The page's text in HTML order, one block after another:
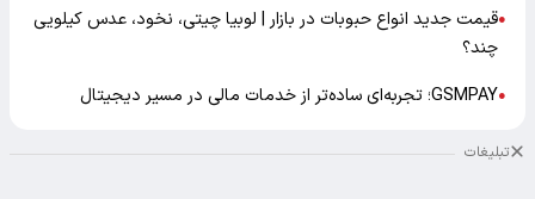
●قیمت جدید انواع حبوبات در بازار | لوبیا چیتی، نخود، عدس کیلویی
چند؟
●GSMPAY؛ تجربه‌ای ساده‌تر از خدمات مالی در مسیر دیجیتال
تبلیغات